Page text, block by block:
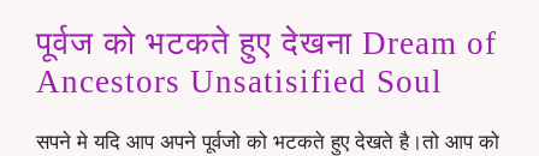
पूर्वज को भटकते हुए देखना Dream of
Ancestors Unsatisified Soul
सपने मे यदि आप अपने पूर्वजो को भटकते हुए देखते है।तो आप को